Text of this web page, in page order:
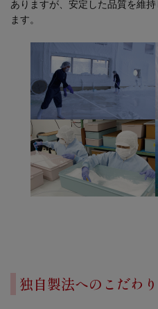
ありますが、安定した品質を維
ます。
独自製法へのこだわり